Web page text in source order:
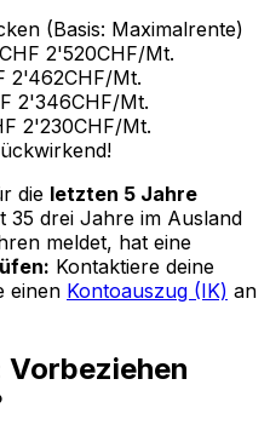
(Basis: Maximalrente)
CHF 2'520CHF/Mt.
2'462CHF/Mt.
2'346CHF/Mt.
2'230CHF/Mt.
die letzten 5 Jahre
35 drei Jahre im Ausland
meldet, hat eine
Kontaktiere deine
einen Kontoauszug (IK) an
Vorbeziehen